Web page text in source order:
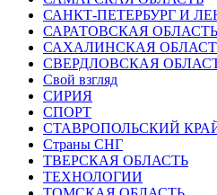
САНКТ-ПЕТЕРБУРГ И
САРАТОВСКАЯ ОБЛАСТЬ
САХАЛИНСКАЯ
СВЕРДЛОВСКАЯ
Свой взгляд
СИРИЯ
СПОРТ
СТАВРОПОЛЬСКИЙ
Страны СНГ
ТВЕРСКАЯ ОБЛАСТЬ
ТЕХНОЛОГИИ